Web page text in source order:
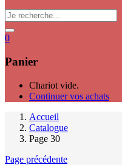
0
Panier
Chariot vide.
Continuer vos achats
Accueil
Catalogue
Page 30
Page précédente